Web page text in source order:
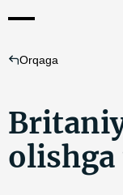
Orqaga